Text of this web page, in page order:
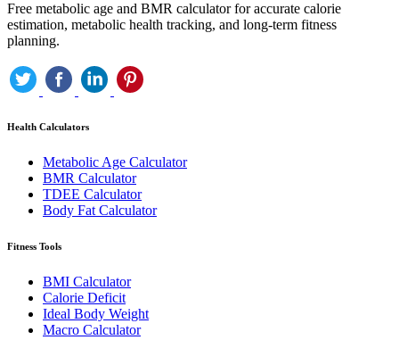
Free metabolic age and BMR calculator for accurate calorie
estimation, metabolic health tracking, and long-term fitness
planning.
Health Calculators
Metabolic Age Calculator
BMR Calculator
TDEE Calculator
Body Fat Calculator
Fitness Tools
BMI Calculator
Calorie Deficit
Ideal Body Weight
Macro Calculator